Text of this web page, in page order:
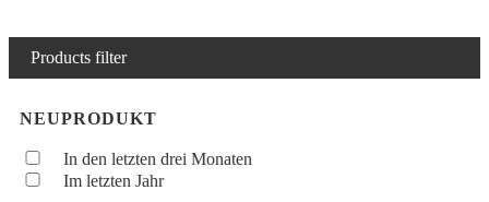
Products filter
NEUPRODUKT
In den letzten drei Monaten
Im letzten Jahr